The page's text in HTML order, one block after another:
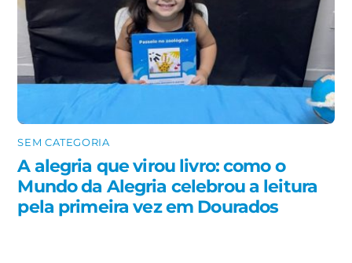
SEM CATEGORIA
A alegria que virou livro: como o
Mundo da Alegria celebrou a leitura
pela primeira vez em Dourados